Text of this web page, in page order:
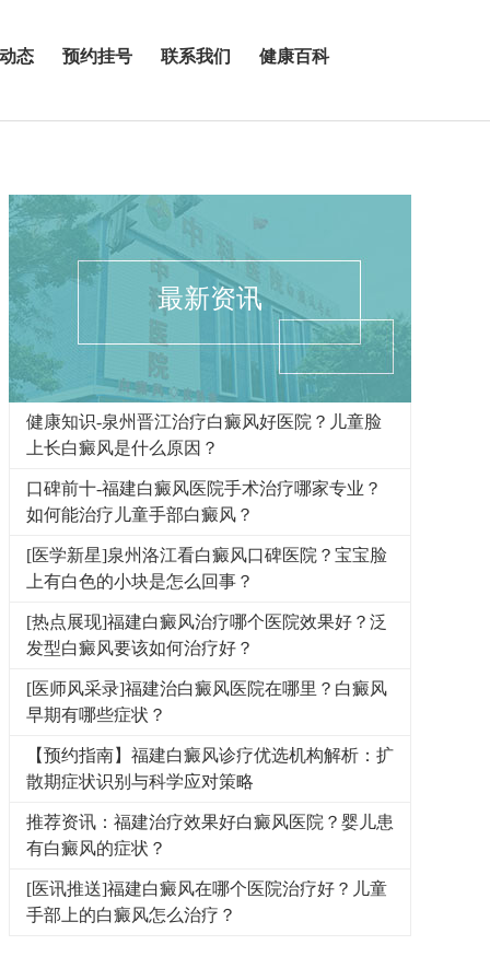
态 预约挂号 联系我们 健康百科
最新资讯
健康知识-泉州晋江治疗白癜风好医院？儿童脸
上长白癜风是什么原因？
口碑前十-福建白癜风医院手术治疗哪家专业？
如何能治疗儿童手部白癜风？
[医学新星]泉州洛江看白癜风口碑医院？宝宝脸
上有白色的小块是怎么回事？
[热点展现]福建白癜风治疗哪个医院效果好？泛
发型白癜风要该如何治疗好？
[医师风采录]福建治白癜风医院在哪里？白癜风
早期有哪些症状？
【预约指南】福建白癜风诊疗优选机构解析：扩
散期症状识别与科学应对策略
推荐资讯：福建治疗效果好白癜风医院？婴儿患
有白癜风的症状？
[医讯推送]福建白癜风在哪个医院治疗好？儿童
手部上的白癜风怎么治疗？